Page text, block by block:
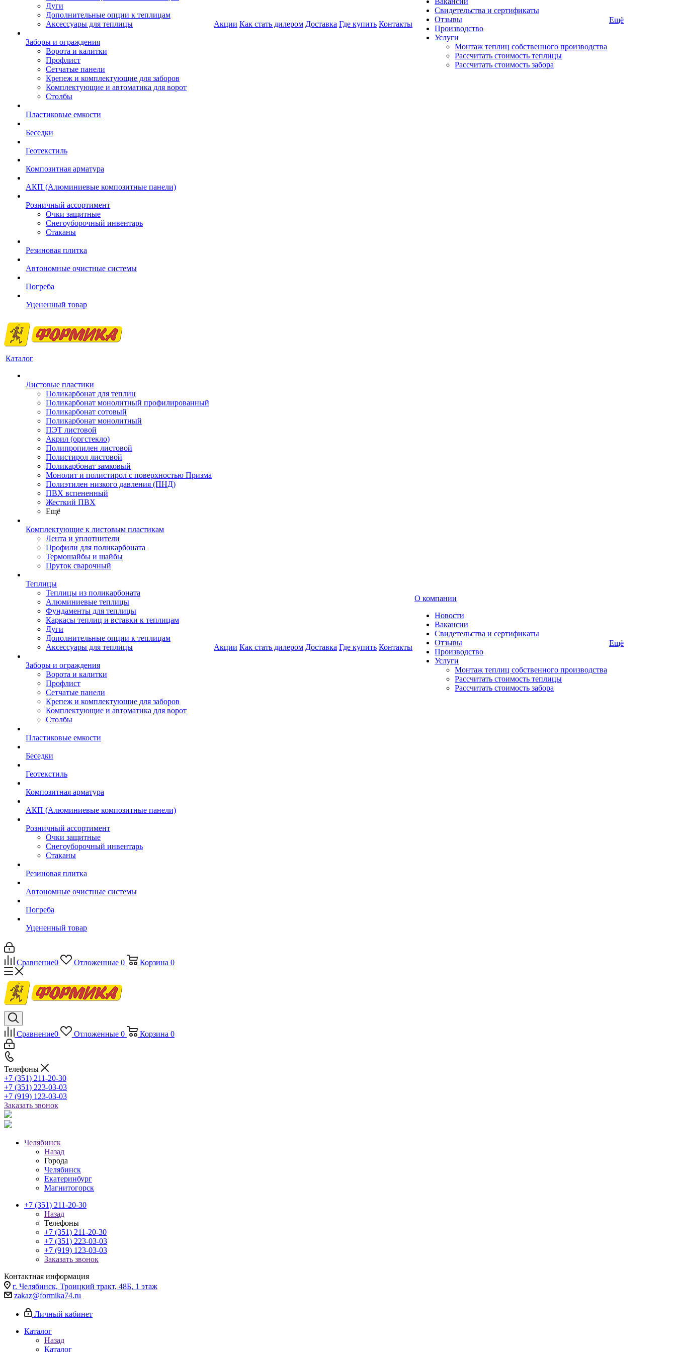
Дуги
Дополнительные опции к теплицам
Аксессуары для теплицы
Заборы и ограждения
Ворота и калитки
Профлист
Сетчатые панели
Крепеж и комплектующие для заборов
Комплектующие и автоматика для ворот
Столбы
Пластиковые емкости
Беседки
Геотекстиль
Композитная арматура
АКП (Алюминиевые композитные панели)
Розничный ассортимент
Очки защитные
Снегоуборочный инвентарь
Стаканы
Резиновая плитка
Автономные очистные системы
Погреба
Уцененный товар
Акции Как стать дилером Доставка Где купить Контакты
Свидетельства и сертификаты
Отзывы
Производство
Услуги
Монтаж теплиц собственного производства
Рассчитать стоимость теплицы
Рассчитать стоимость забора
Ещё
Каталог
Листовые пластики
Поликарбонат для теплиц
Поликарбонат монолитный профилированный
Поликарбонат сотовый
Поликарбонат монолитный
ПЭТ листовой
Акрил (оргстекло)
Полипропилен листовой
Полистирол листовой
Поликарбонат замковый
Монолит и полистирол с поверхностью Призма
Полиэтилен низкого давления (ПНД)
ПВХ вспененный
Жесткий ПВХ
Ещё
Комплектующие к листовым пластикам
Лента и уплотнители
Профили для поликарбоната
Термошайбы и шайбы
Пруток сварочный
Теплицы
Теплицы из поликарбоната
Алюминиевые теплицы
Фундаменты для теплицы
Каркасы теплиц и вставки к теплицам
Дуги
Дополнительные опции к теплицам
Аксессуары для теплицы
Заборы и ограждения
Ворота и калитки
Профлист
Сетчатые панели
Крепеж и комплектующие для заборов
Комплектующие и автоматика для ворот
Столбы
Пластиковые емкости
Беседки
Геотекстиль
Композитная арматура
АКП (Алюминиевые композитные панели)
Розничный ассортимент
Очки защитные
Снегоуборочный инвентарь
Стаканы
Резиновая плитка
Автономные очистные системы
Погреба
Уцененный товар
Акции Как стать дилером Доставка Где купить Контакты
О компании
Новости
Вакансии
Свидетельства и сертификаты
Отзывы
Производство
Услуги
Монтаж теплиц собственного производства
Рассчитать стоимость теплицы
Рассчитать стоимость забора
Ещё
Сравнение0 Отложенные 0 Корзина 0
Сравнение0 Отложенные 0 Корзина 0
Телефоны
+7 (351) 211-20-30
+7 (351) 223-03-03
+7 (919) 123-03-03
Заказать звонок
Челябинск
Назад
Города
Челябинск
Екатеринбург
Магнитогорск
+7 (351) 211-20-30
Назад
Телефоны
+7 (351) 211-20-30
+7 (351) 223-03-03
+7 (919) 123-03-03
Заказать звонок
Контактная информация
г. Челябинск, Троицкий тракт, 48Б, 1 этаж
zakaz@formika74.ru
Личный кабинет
Каталог
Назад
Каталог